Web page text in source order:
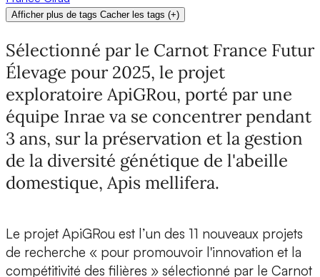
Afficher plus de tags Cacher les tags (+)
Sélectionné par le Carnot France Futur
Élevage pour 2025, le projet
exploratoire ApiGRou, porté par une
équipe Inrae va se concentrer pendant
3 ans, sur la préservation et la gestion
de la diversité génétique de l'abeille
domestique, Apis mellifera.
Le projet ApiGRou est l’un des 11 nouveaux projets
de recherche « pour promouvoir l'innovation et la
compétitivité des filières » sélectionné par le Carnot